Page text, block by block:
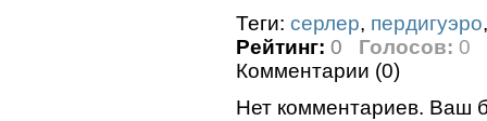
Теги: серлер, пердигуэро
Рейтинг: 0 Голосов: 0
Комментарии (0)
Нет комментариев. Ваш